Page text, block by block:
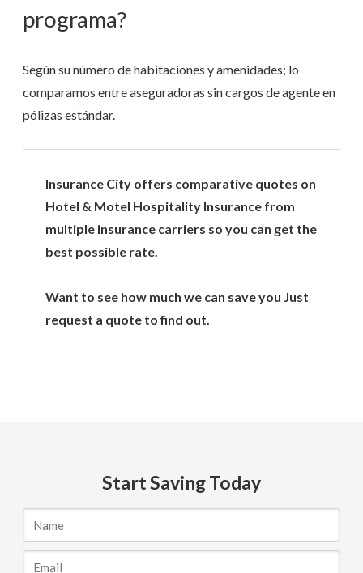
programa?
Según su número de habitaciones y amenidades; lo
comparamos entre aseguradoras sin cargos de agente en
pólizas estándar.
Insurance City offers comparative quotes on
Hotel & Motel Hospitality Insurance from
multiple insurance carriers so you can get the
best possible rate.
Want to see how much we can save you Just
request a quote to find out.
Start Saving Today